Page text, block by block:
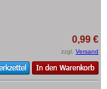
0,99 €
zzgl. Versand